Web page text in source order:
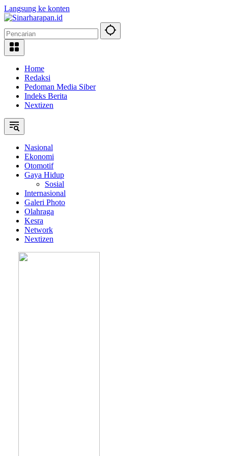
Langsung ke konten
Home
Redaksi
Pedoman Media Siber
Indeks Berita
Nextizen
Nasional
Ekonomi
Otomotif
Gaya Hidup
Sosial
Internasional
Galeri Photo
Olahraga
Kesra
Network
Nextizen